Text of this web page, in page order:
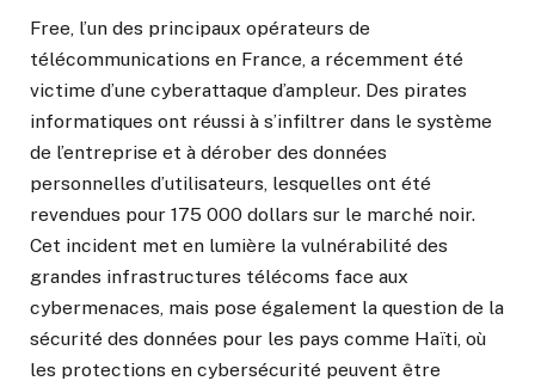
Free, l’un des principaux opérateurs de
télécommunications en France, a récemment été
victime d’une cyberattaque d’ampleur. Des pirates
informatiques ont réussi à s’infiltrer dans le système
de l’entreprise et à dérober des données
personnelles d’utilisateurs, lesquelles ont été
revendues pour 175 000 dollars sur le marché noir.
Cet incident met en lumière la vulnérabilité des
grandes infrastructures télécoms face aux
cybermenaces, mais pose également la question de la
sécurité des données pour les pays comme Haïti, où
les protections en cybersécurité peuvent être